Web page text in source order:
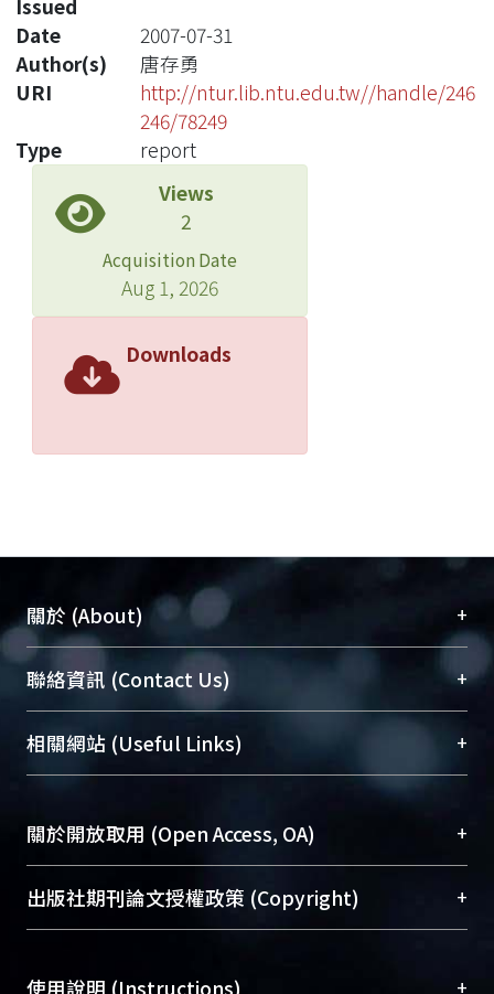
Issued
Date
2007-07-31
Author(s)
唐存勇
URI
http://ntur.lib.ntu.edu.tw//handle/246
246/78249
Type
report
Views
2
Acquisition Date
Aug 1, 2026
Downloads
關於 (About) +
臺大位居世界頂尖大學之列，為永久珍藏及向國際
展現本校豐碩的研究成果及學術能量，圖書館整合
機構典藏（NTUR）與學術庫（AH）不同功能平
台，成為臺大學術典藏NTU scholars。期能整合研
究能量、促進交流合作、保存學術產出、推廣研究
成果。
To permanently archive and promote researcher
profiles and scholarly works, Library integrates the
services of “NTU Repository” with “Academic
聯絡資訊 (Contact Us) +
總館學科館員(Main Library)
醫學圖書館學科館員(Medical Library)
(Social
Sciences Library)
相關網站 (Useful Links) +
關於開放取用 (Open Access, OA) +
開放取用是從使用者角度提升資訊取用性的社會運
動，應用在學術研究上是透過將研究著作公開供使
用逐年攀升。同時可加速研究發展、提升研究影響
出版社期刊論文授權政策 (Copyright) +
使用說明 (Instructions) +